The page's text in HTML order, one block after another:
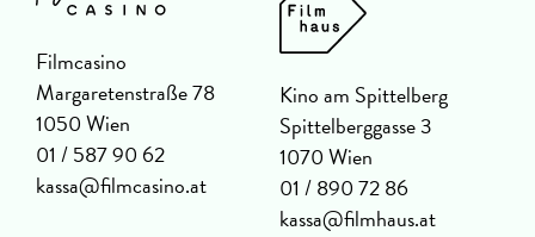
Filmcasino
Margaretenstraße 78
1050 Wien
01 / 587 90 62
kassa@filmcasino.at
Kino am Spittelberg
Spittelberggasse 3
1070 Wien
01 / 890 72 86
kassa@filmhaus.at